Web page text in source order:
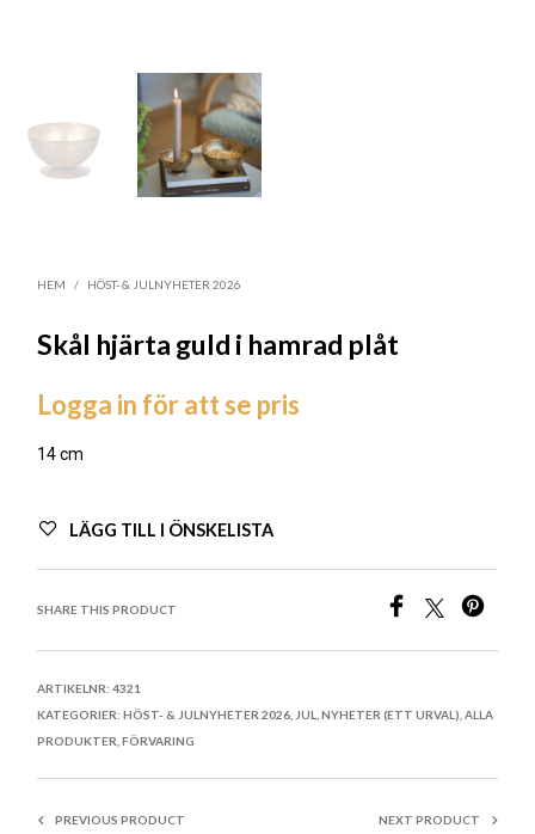
HEM / HÖST- & JULNYHETER 2026
Skål hjärta guld i hamrad plåt
Logga in för att se pris
14 cm
LÄGG TILL I ÖNSKELISTA
SHARE THIS PRODUCT
ARTIKELNR:4321
KATEGORIER:HÖST- & JULNYHETER 2026 JUL ,NYHETER (ETT URVAL) ,ALLA
PRODUKTER ,FÖRVARING
PREVIOUS PRODUCT NEXT PRODUCT